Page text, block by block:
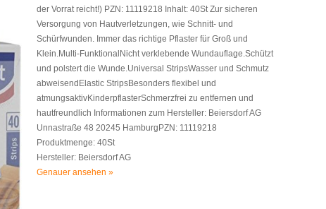
der Vorrat reicht!) PZN: 11119218 Inhalt: 40St Zur sicheren
Versorgung von Hautverletzungen, wie Schnitt- und
Schürfwunden. Immer das richtige Pflaster für Groß und
Klein.Multi-FunktionalNicht verklebende Wundauflage.Schützt
und polstert die Wunde.Universal StripsWasser und Schmutz
abweisendElastic StripsBesonders flexibel und
atmungsaktivKinderpflasterSchmerzfrei zu entfernen und
hautfreundlich Informationen zum Hersteller: Beiersdorf AG
Unnastraße 48 20245 HamburgPZN: 11119218
Produktmenge: 40St
Hersteller: Beiersdorf AG
Genauer ansehen »